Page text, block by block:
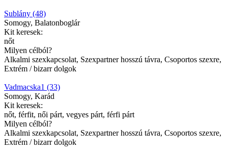
Sublány (48)
Somogy, Balatonboglár
Kit keresek:
nőt
Milyen célból?
Alkalmi szexkapcsolat, Szexpartner hosszú távra, Csoportos szexre,
Extrém / bizarr dolgok
Vadmacska1 (33)
Somogy, Karád
Kit keresek:
nőt, férfit, női párt, vegyes párt, férfi párt
Milyen célból?
Alkalmi szexkapcsolat, Szexpartner hosszú távra, Csoportos szexre,
Extrém / bizarr dolgok